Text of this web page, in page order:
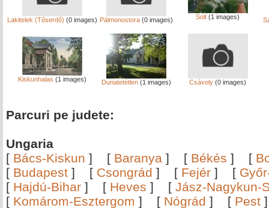
Lakitelek (Tőserdő) (0 images) Pálmonostora(0 images) Solt (1 images)
Kiskunhalas (1 images) Dunatetétlen(1 images) Csávoly (0 images)
Parcuri pe judete:
Ungaria
[ Bács-Kiskun ] [ Baranya ] [ Békés ] [
[ Budapest ] [ Csongrád ] [ Fejér ] [
[ Hajdú-Bihar ] [ Heves ] [ Jász-Nagykun-
[ Komárom-Esztergom ] [ Nógrád ] [ Pest